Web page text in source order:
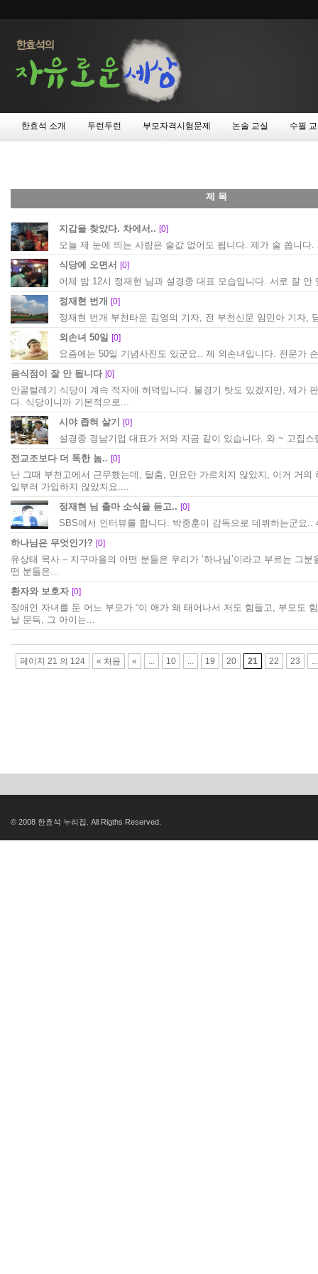
한효석 소개 두런두런 부모자격시험문제 논술 교실 수필
제 목
지갑을 찾았다. 차에서.. [0]
오늘 제 눈에 띄는 사람은 술값 없어도 됩니다. 제가 술 쏩니
식당에 오면서
[0]
어제 밤 12시 정재현 님과 설경종 대표 모습입니다. 서로 잘
정재현 번개
[0]
정재현 번개 부천타운 김영의 기자, 전 부천신문 임민아 기자,
외손녀 50일 [0]
요즘에는 50일 기념사진도 있군요.. 제 외손녀입니다. 전문가
음식점이 잘 안 됩니다 [0]
안골털레기 식당이 계속 적자에 허덕입니다. 불경기 탓도 있겠지만, 제가
다. 식당이니까 기본적으로...
시야 좁혀 살기
[0]
설경종 경남기업 대표가 저와 지금 같이 있습니다. 와 ~ 고집
전교조보다 더 독한 놈.. [0]
난 그때 부천고에서 근무했는데, 탈춤, 민요만 가르치지 않았지, 이거 거의
일부러 가입하지 않았지요....
정재현 님 출마 소식을 듣고.. [0]
SBS에서 인터뷰를 합니다. 박중훈이 감독으로 데뷔하는군요
하나님은 무엇인가? [0]
유상태 목사 – 지구마을의 어떤 분들은 우리가 ‘하나님’이라고 부르는 그분
떤 분들은...
환자와 보호자 [0]
장애인 자녀를 둔 어느 부모가 “이 애가 왜 태어나서 저도 힘들고, 부모도
날 문득, 그 아이는...
페이지 21 의 124 « 처음 « ... 10 ... 19 20 21 22 23 ...
© 2008 한효석 누리집. All Rigths Reserved.